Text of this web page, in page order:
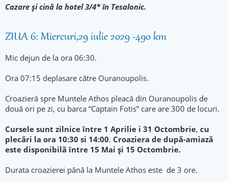
Cazare și cină la hotel 3/4* în Tesalonic.
ZIUA 6: Miercuri,29 iulie 2029 -490 km
Mic dejun de la ora 06:30.
Ora 07:15 deplasare către Ouranoupolis.
Croazieră spre Muntele Athos pleacă din Ouranoupolis de
două ori pe zi, cu barca “Captain Fotis” care are 300 de locuri.
Cursele sunt zilnice între 1 Aprilie i 31 Octombrie, cu
plecări la ora 10:30 si 14:00. Croaziera de după-amiază
este disponibilă între 15 Mai și 15 Octombrie.
Durata croazierei pânâ la Muntele Athos este de 3 ore.